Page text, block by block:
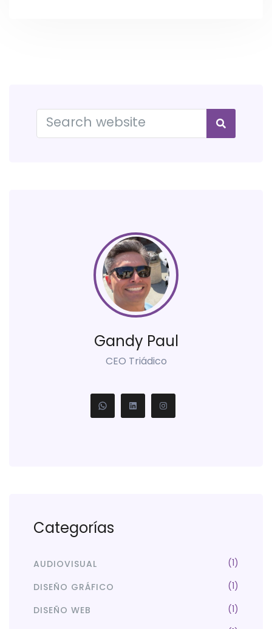
Gandy Paul
CEO Triádico
Categorías
AUDIOVISUAL
(1)
DISEÑO GRÁFICO
(1)
DISEÑO WEB
(1)